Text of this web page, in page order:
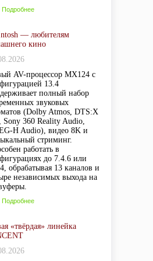
Подробнее
— любителям
кино
AV-процессор MX124 с
13.4
полный набор
звуковых
(Dolby Atmos, DTS:X
Sony 360 Reality Audio,
H Audio), видео 8K и
стриминг.
работать в
до 7.4.6 или
обрабатывая 13 каналов и
независимых выхода на
Подробнее
«твёрдая» линейка